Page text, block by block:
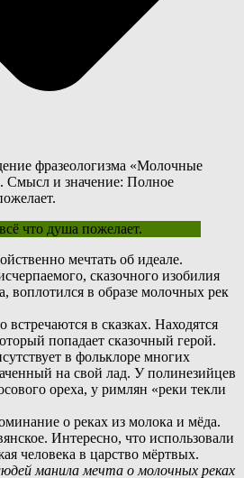
фразеологизма «Молочные
Смысл и значение: Полное
что душа пожелает.
мечтать об идеале.
сказочного изобилия
воплотился в образе молочных рек
в сказках. Находятся
попадает сказочный герой.
в фольклоре многих
на свой лад. У полинезийцев
ореха, у римлян «реки текли
о реках из молока и мёда.
Интересно, что использовали
человека в царство мёртвых.
манила мечта о молочных реках